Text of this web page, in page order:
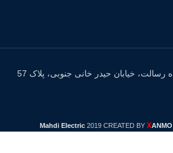
خیابان حیدر خانی جنوبی، پلاک 57
Mahdi Electric 2019 CREATED BY XANMO